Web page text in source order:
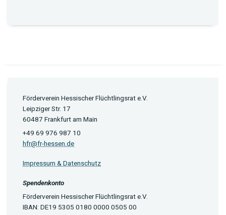
Förderverein Hessischer Flüchtlingsrat e.V.
Leipziger Str. 17
60487 Frankfurt am Main
+49 69 976 987 10
hfr@fr-hessen.de
Impressum & Datenschutz
Spendenkonto
Förderverein Hessischer Flüchtlingsrat e.V.
IBAN: DE19 5305 0180 0000 0505 00